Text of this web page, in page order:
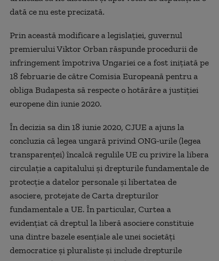
dată ce nu este precizată.
Prin această modificare a legislaţiei, guvernul
premierului Viktor Orban răspunde procedurii de
infringement împotriva Ungariei ce a fost iniţiată pe
18 februarie de către Comisia Europeană pentru a
obliga Budapesta să respecte o hotărâre a justiţiei
europene din iunie 2020.
În decizia sa din 18 iunie 2020, CJUE a ajuns la
concluzia că legea ungară privind ONG-urile (legea
transparenţei) încalcă regulile UE cu privire la libera
circulaţie a capitalului şi drepturile fundamentale de
protecţie a datelor personale şi libertatea de
asociere, protejate de Carta drepturilor
fundamentale a UE. În particular, Curtea a
evidenţiat că dreptul la liberă asociere constituie
una dintre bazele esenţiale ale unei societăţi
democratice şi pluraliste şi include drepturile